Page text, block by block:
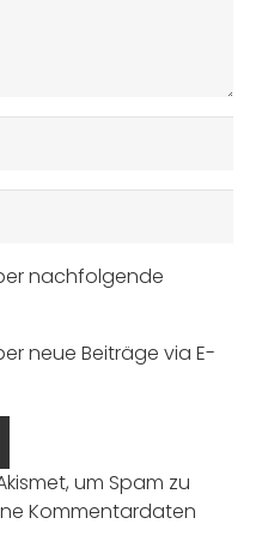
nachfolgende
neue Beiträge via E-
um Spam zu
Kommentardaten